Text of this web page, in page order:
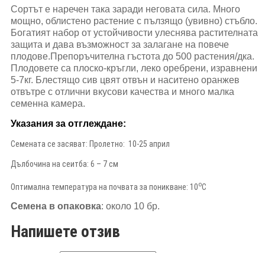
Сортът е наречен така заради неговата сила. Много
мощно, облистено растение с пълзящо (увивно) стъбло.
Богатият набор от устойчивости улеснява растителната
защита и дава възможност за залагане на повече
плодове.Препоръчителна гъстота до 500 растения/дка.
Плодовете са плоско-кръгли, леко оребрени, изравнени
5-7кг. Блестящо сив цвят отвън и наситено оранжев
отвътре с отлични вкусови качества и много малка
семенна камера.
Указания за отглеждане:
Семената се засяват: Пролетно: 10-25 април
Дълбочина на сеитба: 6 – 7 см
Оптимална температура на почвата за поникване: 10оС
Семена в опаковка: около 10 бр.
Напишете отзив